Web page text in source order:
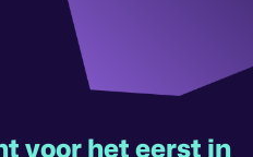
voor het eerst in